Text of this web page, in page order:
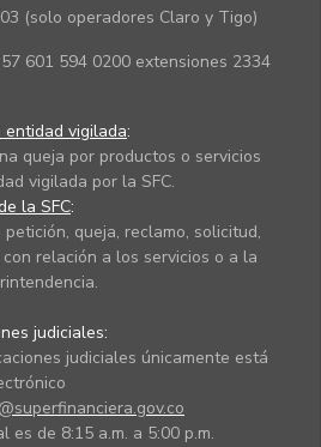
(solo operadores Claro y Tigo)
601 594 0200 extensiones 2334
entidad vigilada:
queja por productos o servicios
vigilada por la SFC.
la SFC:
queja, reclamo, solicitud,
relación a los servicios o a la
judiciales:
judiciales únicamente está
es de 8:15 a.m. a 5:00 p.m.